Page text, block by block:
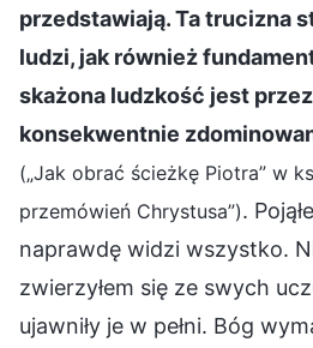
przedstawiają. Ta trucizna
ludzi, jak również
skażona ludzkość jest
konsekwentnie
(„Jak obrać ścieżkę Piotra” w
przemówień Chrystusa”).
naprawdę widzi wszystko.
zwierzyłem się ze swych
ujawniły je w pełni. Bóg